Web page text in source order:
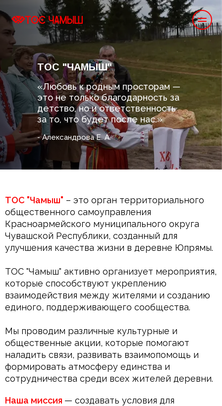
ТОС "ЧАМЫШ"
«Любовь к родным просторам —
это не только благодарность за
детство, но и ответственность
за то, что будет после нас.»
- Александрова Е. А.
ТОС "Чамыш" – это орган территориального
общественного самоуправления
Красноармейского муниципального округа
Чувашской Республики, созданный для
улучшения качества жизни в деревне Юпрямы.
ТОС "Чамыш" активно организует мероприятия,
которые способствуют укреплению
взаимодействия между жителями и созданию
единого, поддерживающего сообщества.
Мы проводим различные культурные и
общественные акции, которые помогают
наладить связи, развивать взаимопомощь и
формировать атмосферу единства и
сотрудничества среди всех жителей деревни.
Наша миссия — создавать условия для